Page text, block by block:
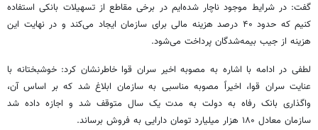
گفت: در شرایط موجود ناچار شده‌ایم در برخی مقاطع از تسهیلات بانکی استفاده
کنیم که حدود ۴۰ درصد هزینه مالی برای سازمان ایجاد می‌کند و در نهایت این
هزینه از جیب بیمه‌شدگان پرداخت می‌شود.
لطفی در ادامه با اشاره به مصوبه اخیر سران قوا خاطرنشان کرد: خوشبختانه با
عنایت سران قوا، اخیراً مصوبه مناسبی به سازمان ابلاغ شد که بر اساس آن،
واگذاری بانک رفاه به دولت به مدت یک سال متوقف شد و اجازه داده شد
سازمان معادل ۱۸۰ هزار میلیارد تومان دارایی به فروش برساند.